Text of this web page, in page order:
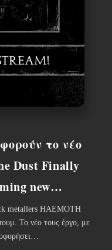
το νέο
Dust Finally
new…
metallers HAEMOTH
Το νέο τους έργο, με